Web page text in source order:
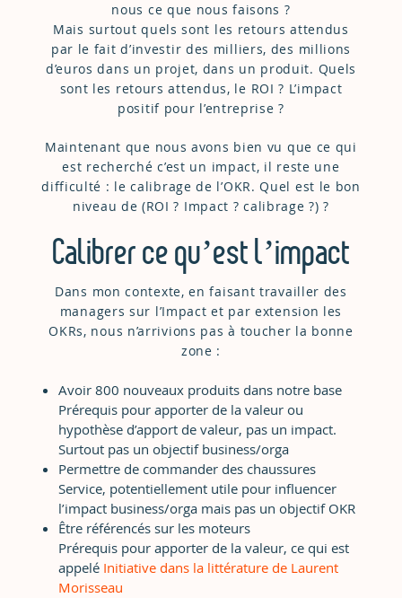
nous ce que nous faisons ?
Mais surtout quels sont les retours attendus
par le fait d’investir des milliers, des millions
d’euros dans un projet, dans un produit. Quels
sont les retours attendus, le ROI ? L’impact
positif pour l’entreprise ?
Maintenant que nous avons bien vu que ce qui
est recherché c’est un impact, il reste une
difficulté : le calibrage de l’OKR. Quel est le bon
niveau de (ROI ? Impact ? calibrage ?) ?
Calibrer ce qu’est l’impact
Dans mon contexte, en faisant travailler des
managers sur l’Impact et par extension les
OKRs, nous n’arrivions pas à toucher la bonne
zone :
Avoir 800 nouveaux produits dans notre base
Prérequis pour apporter de la valeur ou
hypothèse d’apport de valeur, pas un impact.
Surtout pas un objectif business/orga
Permettre de commander des chaussures
Service, potentiellement utile pour influencer
l’impact business/orga mais pas un objectif OKR
Être référencés sur les moteurs
Prérequis pour apporter de la valeur, ce qui est
appelé Initiative dans la littérature de Laurent
Morisseau